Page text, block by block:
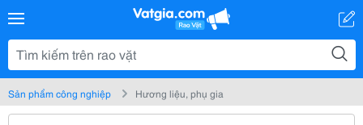
Sản phẩm công nghiệp Hương liệu, phụ gia